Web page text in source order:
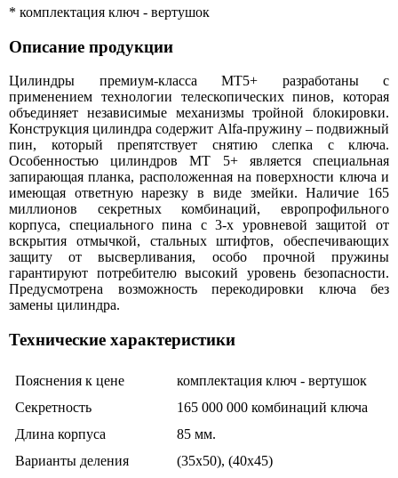
* комплектация ключ - вертушок
Описание продукции
Цилиндры премиум-класса МТ5+ разработаны с
применением технологии телескопических пинов, которая
объединяет независимые механизмы тройной блокировки.
Конструкция цилиндра содержит Alfa-пружину – подвижный
пин, который препятствует снятию слепка с ключа.
Особенностью цилиндров МТ 5+ является специальная
запирающая планка, расположенная на поверхности ключа и
имеющая ответную нарезку в виде змейки. Наличие 165
миллионов секретных комбинаций, европрофильного
корпуса, специального пина с 3-х уровневой защитой от
вскрытия отмычкой, стальных штифтов, обеспечивающих
защиту от высверливания, особо прочной пружины
гарантируют потребителю высокий уровень безопасности.
Предусмотрена возможность перекодировки ключа без
замены цилиндра.
Технические характеристики
Пояснения к цене
комплектация ключ - вертушок
Секретность
165 000 000 комбинаций ключа
Длина корпуса
85 мм.
Варианты деления
(35x50), (40х45)